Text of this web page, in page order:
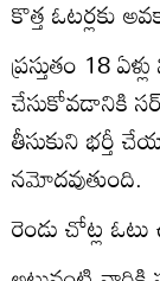
కొత్త ఓటర్లకు
ప్రస్తుతం 18
చేసుకోవడానికి
తీసుకుని భర్తీ
నమోదవుతుంది.
రెండు చోట్ల